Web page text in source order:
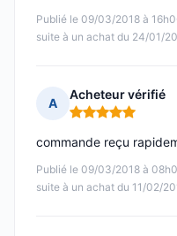
Publié le 09/03/2018 à
suite à un achat du 24/01/
A
Acheteur vérifié
Note : 5 sur 5
Publié le 09/03/2018 à
suite à un achat du 11/02/
commande reçu